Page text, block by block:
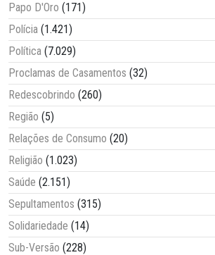
Papo D'Oro (171)
Polícia (1.421)
Política (7.029)
Proclamas de Casamentos (32)
Redescobrindo (260)
Região (5)
Relações de Consumo (20)
Religião (1.023)
Saúde (2.151)
Sepultamentos (315)
Solidariedade (14)
Sub-Versão (228)